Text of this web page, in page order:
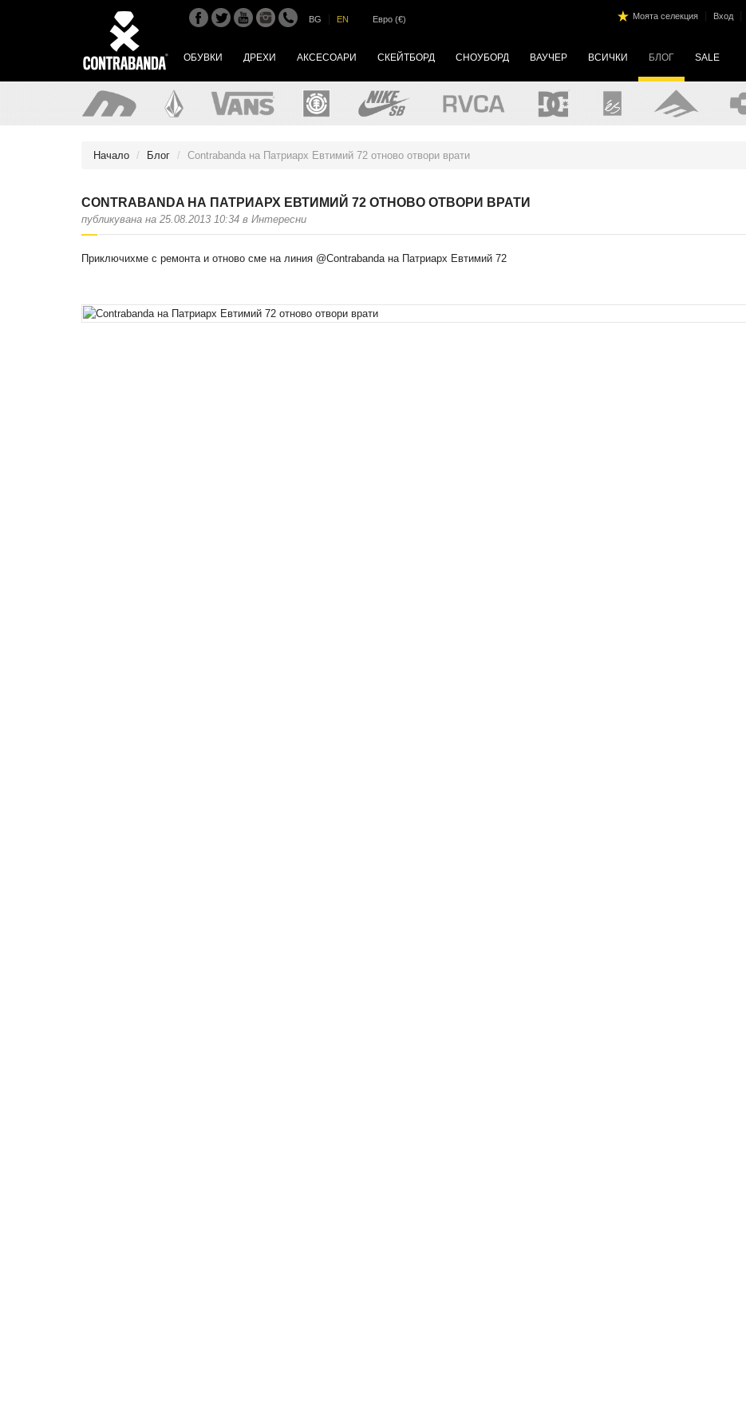
BG EN Евро (€) Моята селекция Вход
ОБУВКИ ДРЕХИ АКСЕСОАРИ СКЕЙТБОРД СНОУБОРД ВАУЧЕР ВСИЧКИ БЛОГ SALE
Начало Блог Contrabanda на Патриарх Евтимий 72 отново отвори врати
CONTRABANDA НА ПАТРИАРХ ЕВТИМИЙ 72 ОТНОВО ОТВОРИ ВРАТИ
публикувана на 25.08.2013 10:34 в Интересни
Приключихме с ремонта и отново сме на линия @Contrabanda на Патриарх Евтимий 72